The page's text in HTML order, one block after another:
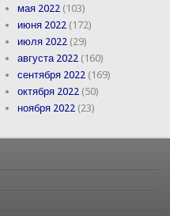
мая 2022 (103)
июня 2022 (172)
июля 2022 (29)
августа 2022 (160)
сентября 2022 (169)
октября 2022 (50)
ноября 2022 (23)